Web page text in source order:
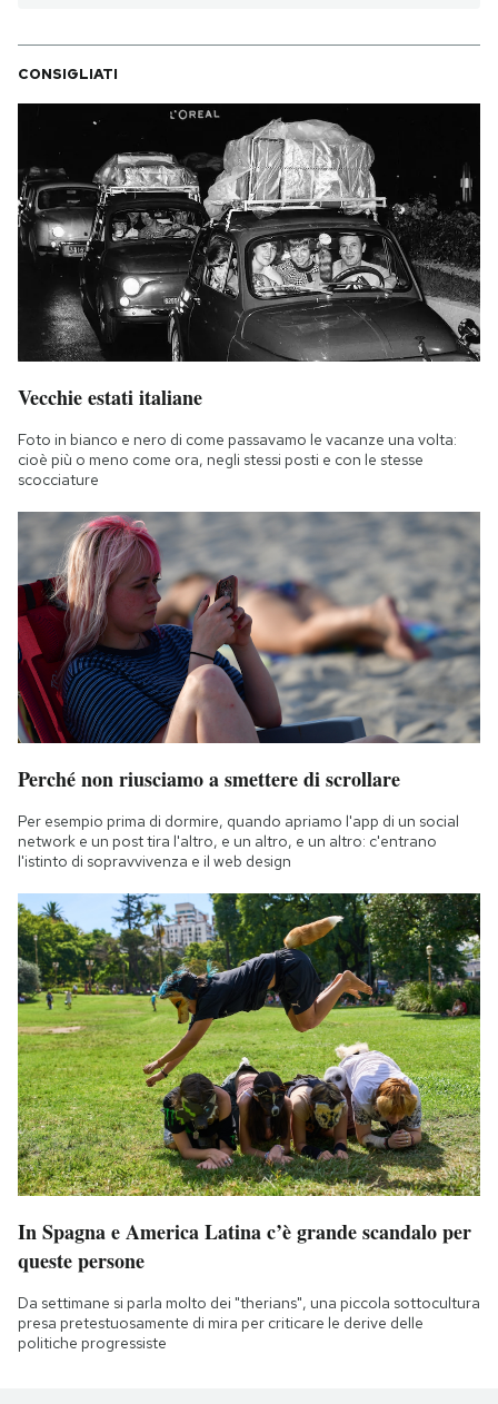
CONSIGLIATI
Vecchie estati italiane
Foto in bianco e nero di come passavamo le vacanze una volta:
cioè più o meno come ora, negli stessi posti e con le stesse
scocciature
Perché non riusciamo a smettere di scrollare
Per esempio prima di dormire, quando apriamo l'app di un social
network e un post tira l'altro, e un altro, e un altro: c'entrano
l'istinto di sopravvivenza e il web design
In Spagna e America Latina c’è grande scandalo per
queste persone
Da settimane si parla molto dei "therians", una piccola sottocultura
presa pretestuosamente di mira per criticare le derive delle
politiche progressiste